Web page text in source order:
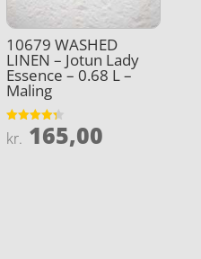
10679 WASHED
LINEN – Jotun Lady
Essence – 0.68 L –
Maling
Vurderet
4.3
kr. 165,00